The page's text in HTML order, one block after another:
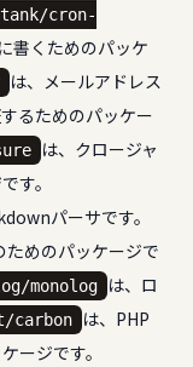
cron-
書くためのパッケ
は、メールアドレス
るためのパッケー
は、クロージャ
す。
パーサです。
ためのパッケージで
monolog
は、ロ
carbon
は、PHP
ージです。